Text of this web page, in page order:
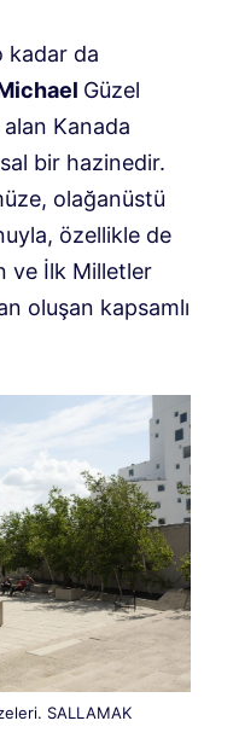
kadar da
Güzel
Kanada
bir hazinedir.
olağanüstü
özellikle de
ve İlk Milletler
oluşan kapsamlı
SALLAMAK